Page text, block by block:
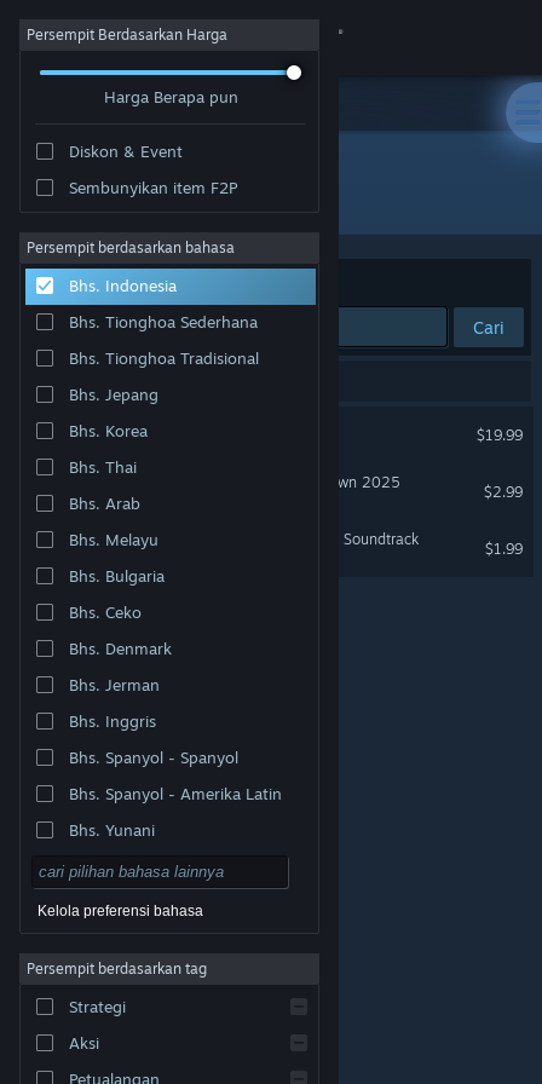
Login
Tentang
Bantuan
Ubah bahasa
Dapatkan Aplikasi Seluler Steam
Lihat situs web desktop
Undang. Semua merek dagang merupakan hak pemilik
Legal| Aksesibilitas
Pengembalian Dana
Persempit Berdasarkan Harga
Harga Berapa pun
Diskon & Event
Sembunyikan item F2P
Persempit berdasarkan bahasa
Bhs. Indonesia
Bhs. Tionghoa Sederhana
Bhs. Tionghoa Tradisional
Bhs. Jepang
Bhs. Korea
Bhs. Thai
Bhs. Arab
Bhs. Melayu
Bhs. Bulgaria
Bhs. Ceko
Bhs. Denmark
Bhs. Jerman
Bhs. Inggris
Bhs. Spanyol - Spanyol
Bhs. Spanyol - Amerika Latin
Bhs. Yunani
Kelola preferensi bahasa
Persempit berdasarkan tag
Strategi
Aksi
Petualangan
Pengembang: KRAKATOA STUDIOS
Berdasarkan Relevansi
Cari
$19.99
PROMIZED LAND: Outer Town 2025
$2.99
Fractals of Destiny Original Soundtrack
$1.99